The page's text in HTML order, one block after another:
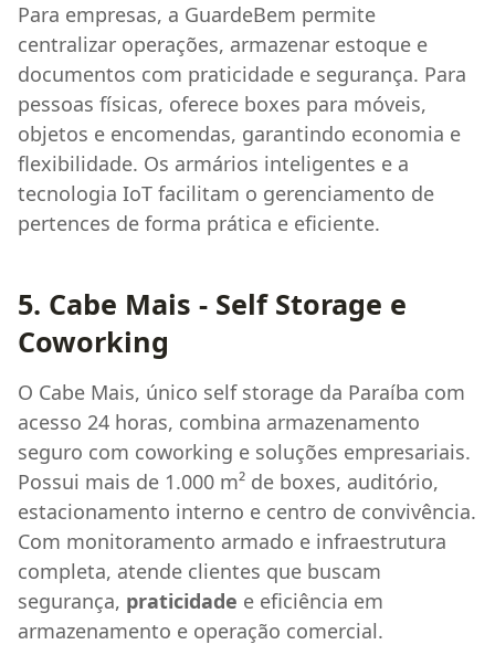
Para empresas, a GuardeBem permite
centralizar operações, armazenar estoque e
documentos com praticidade e segurança. Para
pessoas físicas, oferece boxes para móveis,
objetos e encomendas, garantindo economia e
flexibilidade. Os armários inteligentes e a
tecnologia IoT facilitam o gerenciamento de
pertences de forma prática e eficiente.
5. Cabe Mais - Self Storage e
Coworking
O Cabe Mais, único self storage da Paraíba com
acesso 24 horas, combina armazenamento
seguro com coworking e soluções empresariais.
Possui mais de 1.000 m² de boxes, auditório,
estacionamento interno e centro de convivência.
Com monitoramento armado e infraestrutura
completa, atende clientes que buscam
segurança, praticidade e eficiência em
armazenamento e operação comercial.